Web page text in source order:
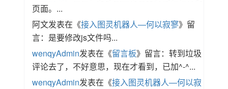
页面。...
阿文发表在《接入图灵机器人—何以寂寥》留
言：是要修改js文件吗...
wenqyAdmin发表在《留言板》留言：转到垃圾
评论去了，不好意思，现在才看到，已加^-^...
wenqyAdmin发表在《接入图灵机器人—何以寂